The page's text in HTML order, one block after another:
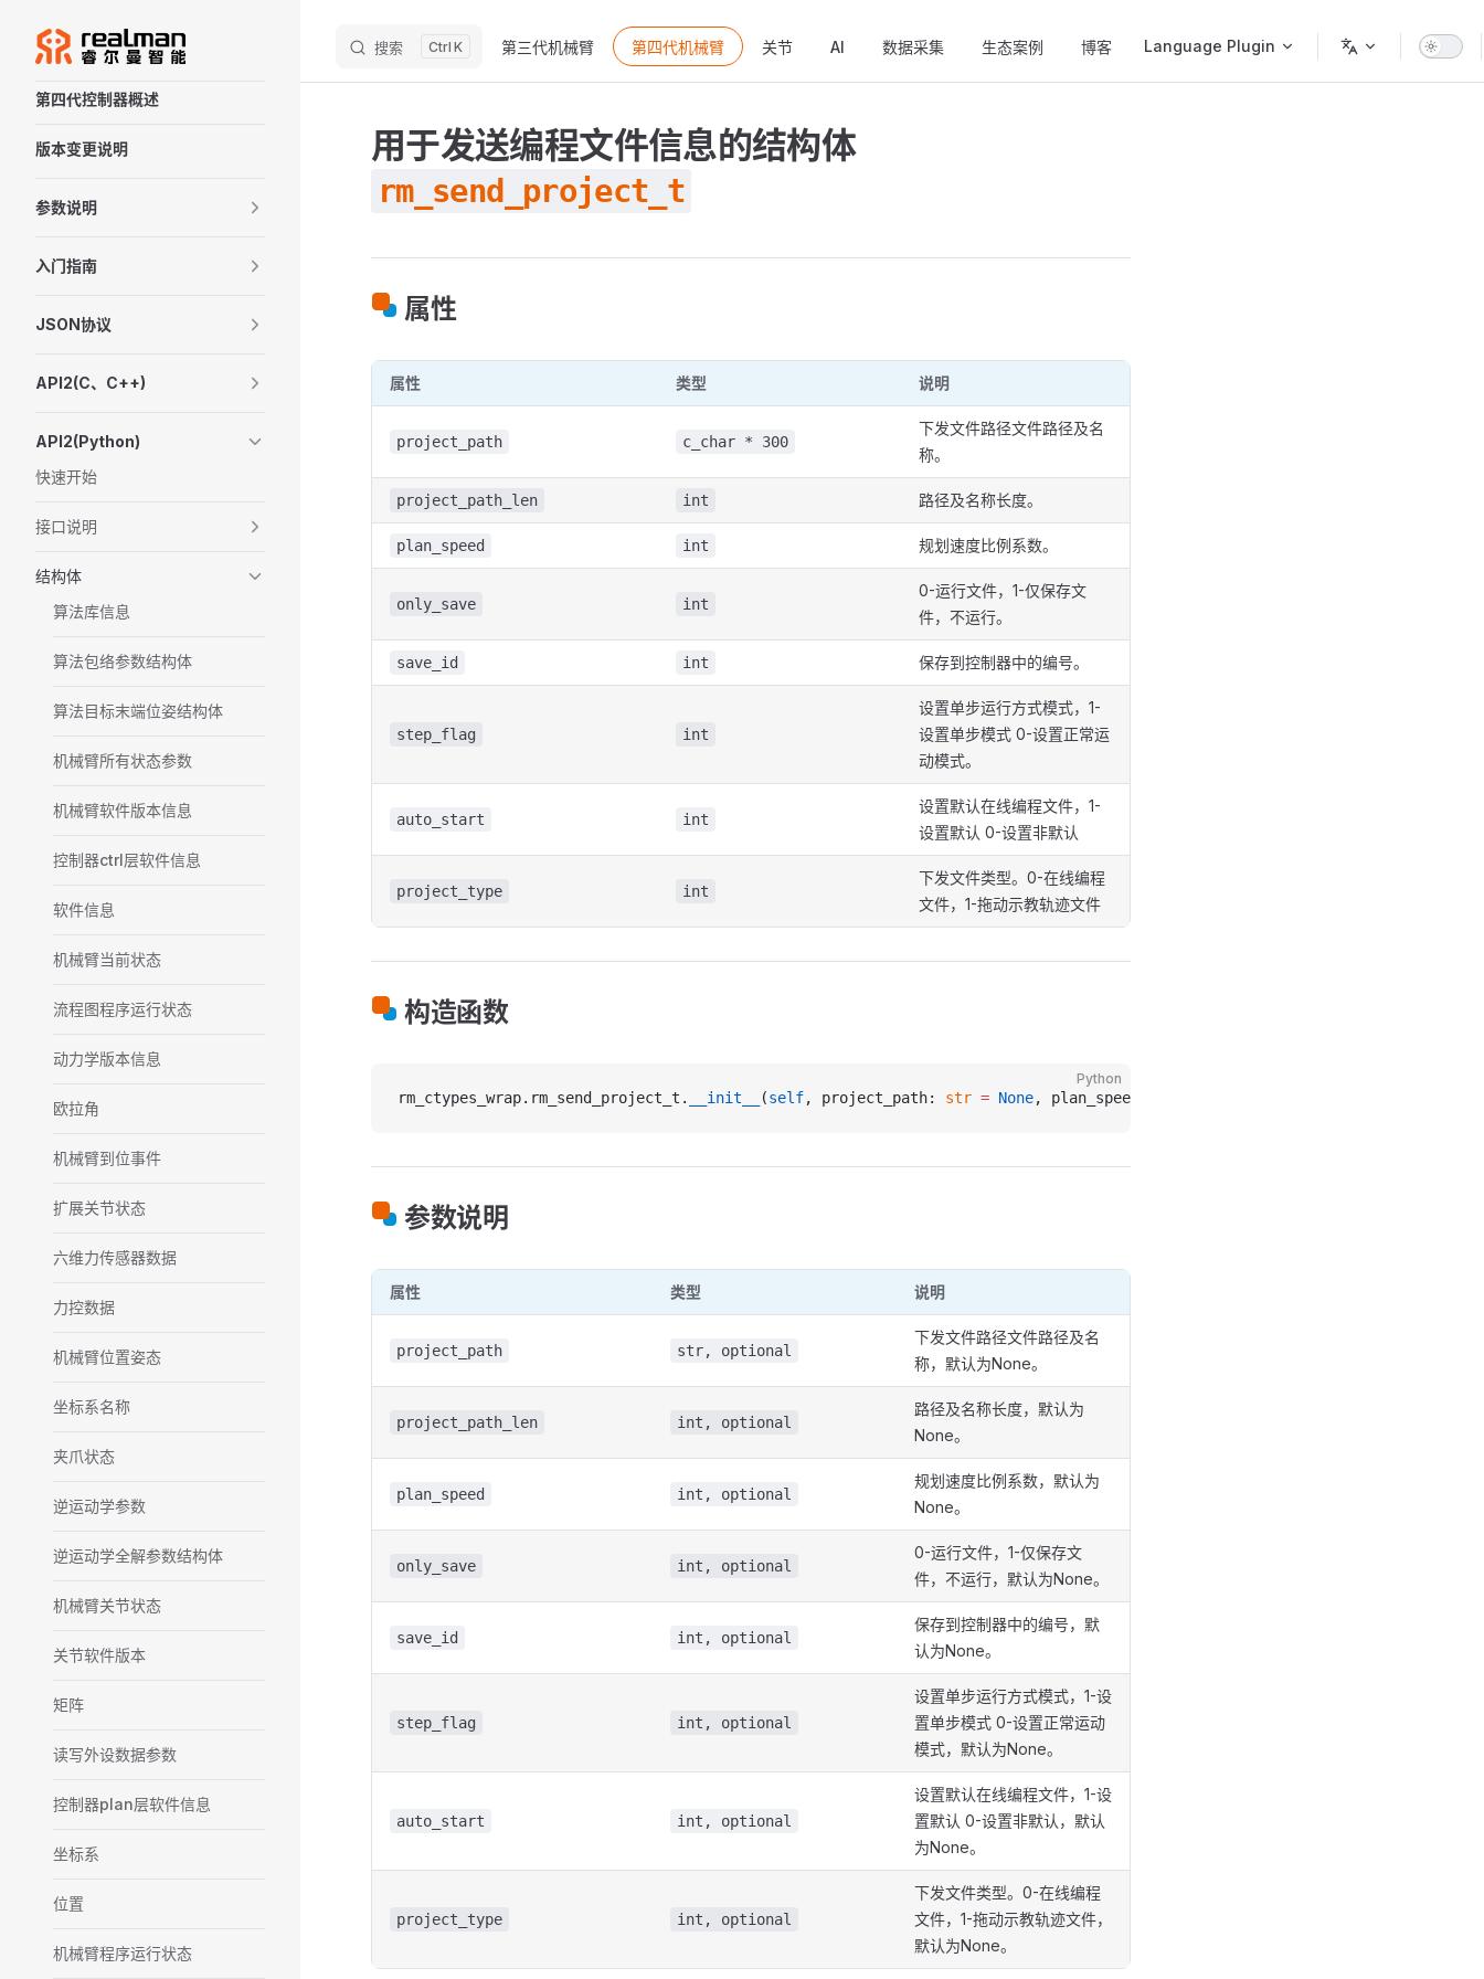
Skip to content
搜索 K 第三代机械臂 第四代机械臂 关节 AI 数据采集 生态案例 博客 Language Plugin
第四代控制器概述
版本变更说明
参数说明
入门指南
JSON协议
API2(C、C++)
API2(Python)
快速开始
接口说明
结构体
算法库信息
算法包络参数结构体
算法目标末端位姿结构体
机械臂所有状态参数
机械臂软件版本信息
控制器ctrl层软件信息
软件信息
机械臂当前状态
流程图程序运行状态
动力学版本信息
欧拉角
机械臂到位事件
扩展关节状态
六维力传感器数据
力控数据
机械臂位置姿态
坐标系名称
夹爪状态
逆运动学参数
逆运动学全解参数结构体
机械臂关节状态
关节软件版本
矩阵
读写外设数据参数
控制器plan层软件信息
坐标系
位置
机械臂程序运行状态
用于发送编程文件信息的结构体
rm_send_project_t
属性
属性 类型 说明
project_path c_char * 300
下发文件路径文件路径及名
称。
project_path_len int 路径及名称长度。
plan_speed int 规划速度比例系数。
only_save int
0-运行文件，1-仅保存文
件，不运行。
save_id int 保存到控制器中的编号。
step_flag int
设置单步运行方式模式，1-
设置单步模式 0-设置正常运
动模式。
auto_start int
设置默认在线编程文件，1-
设置默认 0-设置非默认
project_type int
下发文件类型。0-在线编程
文件，1-拖动示教轨迹文件
构造函数
Python
rm_ctypes_wrap.rm_send_project_t. __init__ (self, project_path: str = None, plan_speed:
参数说明
属性 类型 说明
project_path str, optional
下发文件路径文件路径及名
称，默认为None。
project_path_len int, optional
路径及名称长度，默认为
None。
plan_speed int, optional
规划速度比例系数，默认为
None。
only_save int, optional
0-运行文件，1-仅保存文
件，不运行，默认为None。
save_id int, optional
保存到控制器中的编号，默
认为None。
step_flag int, optional
设置单步运行方式模式，1-设
置单步模式 0-设置正常运动
模式，默认为None。
auto_start int, optional
设置默认在线编程文件，1-设
置默认 0-设置非默认，默认
为None。
project_type int, optional
下发文件类型。0-在线编程
文件，1-拖动示教轨迹文件，
默认为None。